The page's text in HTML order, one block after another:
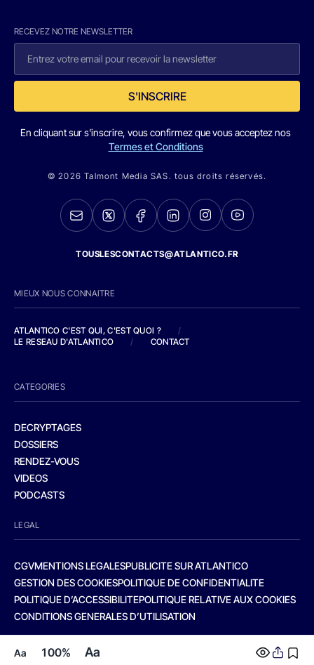
Aa 100% Aa
RECEVEZ NOTRE NEWSLETTER
S'INSCRIRE
En cliquant sur s'inscrire, vous confirmez que vous acceptez nos
Termes et Conditions
© 2026 Talmont Media SAS. tous droits réservés.
TOUSLESCONTACTS@ATLANTICO.FR
MIEUX NOUS CONNAITRE
ATLANTICO C'EST QUI, C'EST QUOI ?
/
LE RESEAU D'ATLANTICO
/ CONTACT
CATEGORIES
DECRYPTAGES
DOSSIERS
RENDEZ-VOUS
VIDEOS
PODCASTS
LEGAL
CGVMENTIONS LEGALESPUBLICITE SUR ATLANTICO
GESTION DES COOKIESPOLITIQUE DE CONFIDENTIALITE
POLITIQUE D’ACCESSIBILITEPOLITIQUE RELATIVE AUX COOKIES
CONDITIONS GENERALES D’UTILISATION